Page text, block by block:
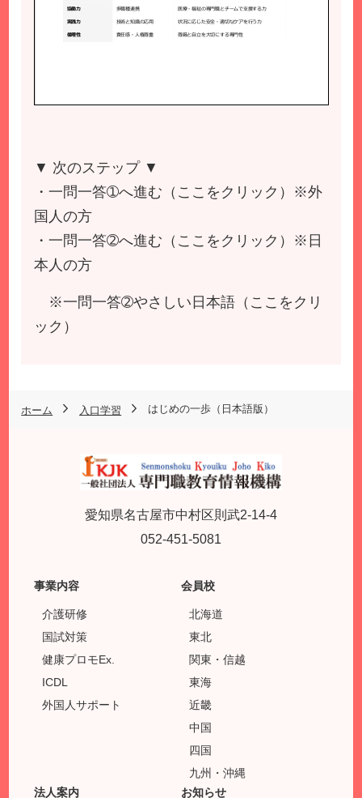
▼ 次のステップ ▼
・一問一答➀へ進む（ ここをクリック ）※外
国人の方
・一問一答➁へ進む（ ここをクリック ）※日
本人の方
※一問一答➁やさしい日本語（ ここをクリ
ック ）
ホーム 入口学習 はじめの一歩（日本語版）
愛知県名古屋市中村区則武2-14-4
052-451-5081
事業内容
介護研修
国試対策
健康プロモEx.
ICDL
外国人サポート
会員校
北海道
東北
関東・信越
東海
近畿
中国
四国
九州・沖縄
法人案内
お知らせ